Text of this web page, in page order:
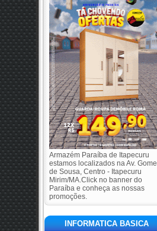
Armazém Paraíba de Itapecuru
estamos localizados na Av.
de Sousa, Centro - Itapecuru
Mirim/MA.Click no banner do
Paraíba e conheça as nossas
promoções.
INFORMATICA BASICA